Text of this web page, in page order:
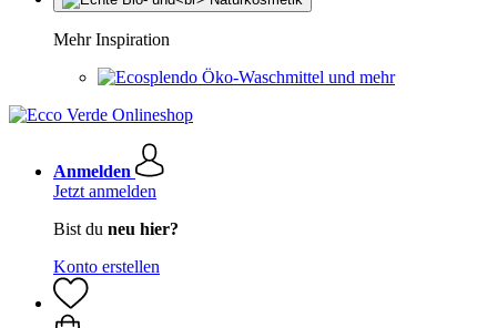
Mehr Inspiration
Öko-Waschmittel und mehr
Anmelden
Jetzt anmelden
Bist du neu hier?
Konto erstellen